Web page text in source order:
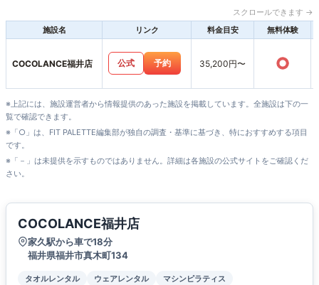
スクロールできます →
施設名
リンク 料金目安 無料体験
COCOLANCE福井店 公式 予約 35,200円〜 ○
※上記には、施設運営者から情報提供のあった施設を掲載しています。全施設は下の一
覧で確認できます。
※「○」は、FIT PALETTE編集部が独自の調査・基準に基づき、特におすすめする項目
です。
※「－」は未提供を示すものではありません。詳細は各施設の公式サイトをご確認くだ
さい。
COCOLANCE福井店
家久駅から車で18分
福井県福井市真木町134
タオルレンタル ウェアレンタル
マシンピラティス